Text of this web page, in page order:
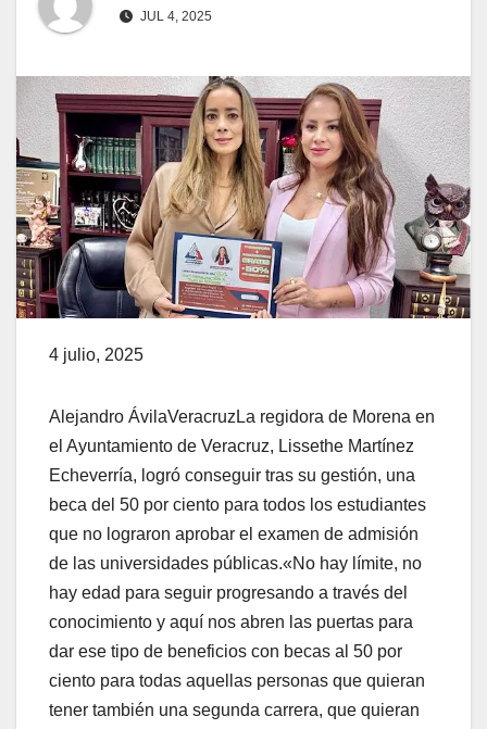
JUL 4, 2025
4 julio, 2025
Alejandro ÁvilaVeracruzLa regidora de Morena en
el Ayuntamiento de Veracruz, Lissethe Martínez
Echeverría, logró conseguir tras su gestión, una
beca del 50 por ciento para todos los estudiantes
que no lograron aprobar el examen de admisión
de las universidades públicas.«No hay límite, no
hay edad para seguir progresando a través del
conocimiento y aquí nos abren las puertas para
dar ese tipo de beneficios con becas al 50 por
ciento para todas aquellas personas que quieran
tener también una segunda carrera, que quieran